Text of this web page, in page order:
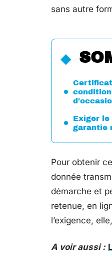
sans autre
Certificat
Exiger
garantie
Pour obtenir
donnée
démarche et
retenue, en
l’exigence,
A voir aussi :